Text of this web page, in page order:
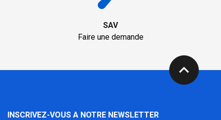
SAV
Faire une demande
expand_less
INSCRIVEZ-VOUS A NOTRE NEWSLETTER